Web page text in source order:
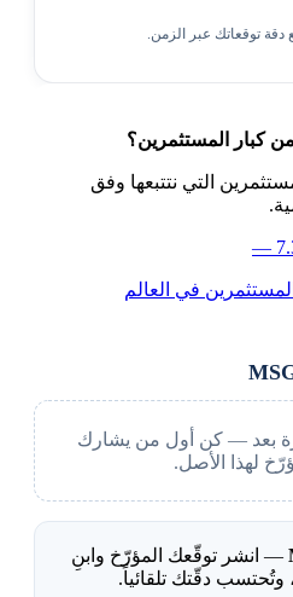
دقة توقعاتك عبر الزمن.
التي نتتبعها وفق
—
في العالم
بعد — كن أول من يشارك
لهذا الأصل.
— انشر توقّعك المؤرّخ وابنِ
دقّتك تلقائياً.